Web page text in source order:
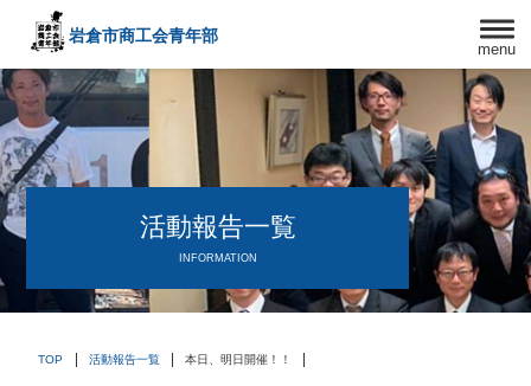
menu
岩倉市商工会青年部
〒482－0042
愛知県岩倉市中本町西出口31-1
TEL:0587-66-3400
FAX:0587-66-3417
頑張る中小企業を応援します！
活動報告一覧
INFORMATION
TOP 活動報告一覧 本日、明日開催！！